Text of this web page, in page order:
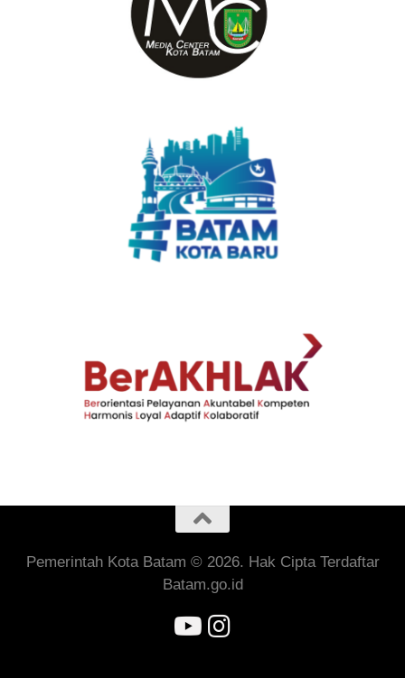
Pemerintah Kota Batam © 2026. Hak Cipta Terdaftar
Batam.go.id